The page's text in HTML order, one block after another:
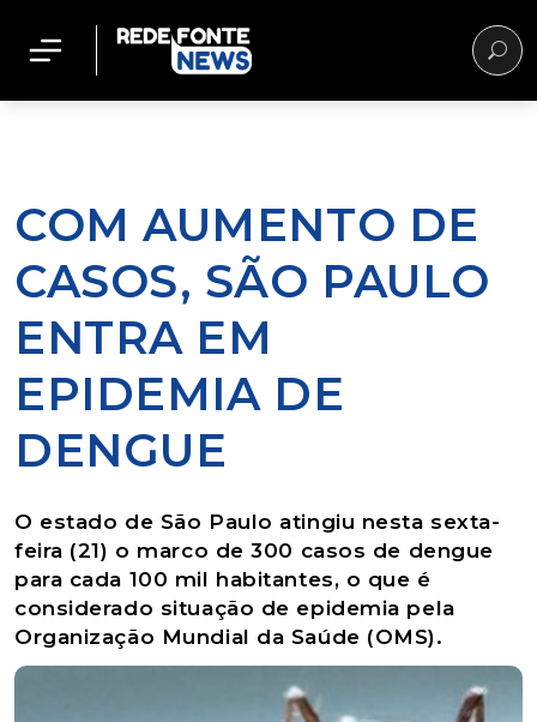
COM AUMENTO DE
CASOS, SÃO PAULO
ENTRA EM
EPIDEMIA DE
DENGUE
O estado de São Paulo atingiu nesta sexta-
feira (21) o marco de 300 casos de dengue
para cada 100 mil habitantes, o que é
considerado situação de epidemia pela
Organização Mundial da Saúde (OMS).